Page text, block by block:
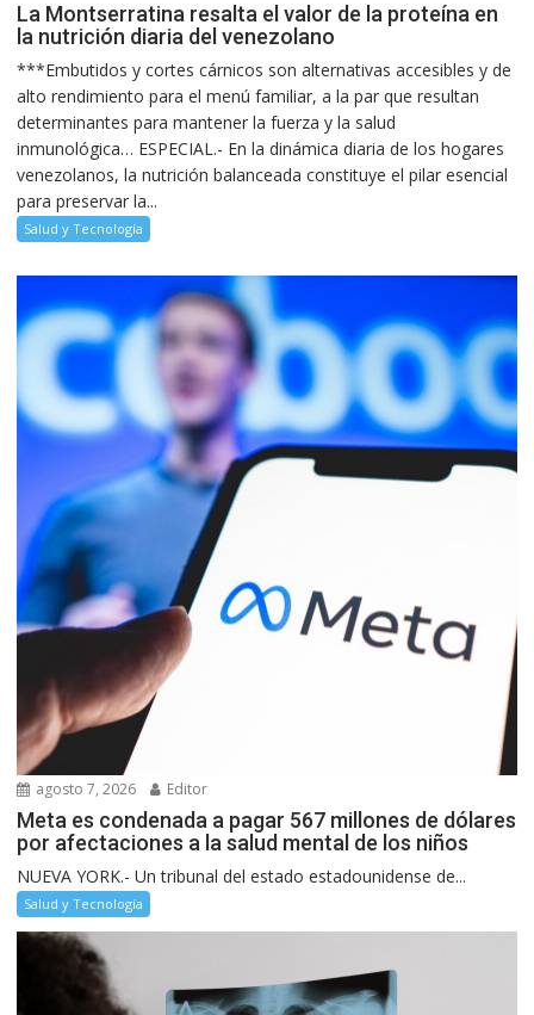
La Montserratina resalta el valor de la proteína en
la nutrición diaria del venezolano
***Embutidos y cortes cárnicos son alternativas accesibles y de
alto rendimiento para el menú familiar, a la par que resultan
determinantes para mantener la fuerza y la salud
inmunológica… ESPECIAL.- En la dinámica diaria de los hogares
venezolanos, la nutrición balanceada constituye el pilar esencial
para preservar la...
Salud y Tecnología
agosto 7, 2026 Editor
Meta es condenada a pagar 567 millones de dólares
por afectaciones a la salud mental de los niños
NUEVA YORK.- Un tribunal del estado estadounidense de...
Salud y Tecnología